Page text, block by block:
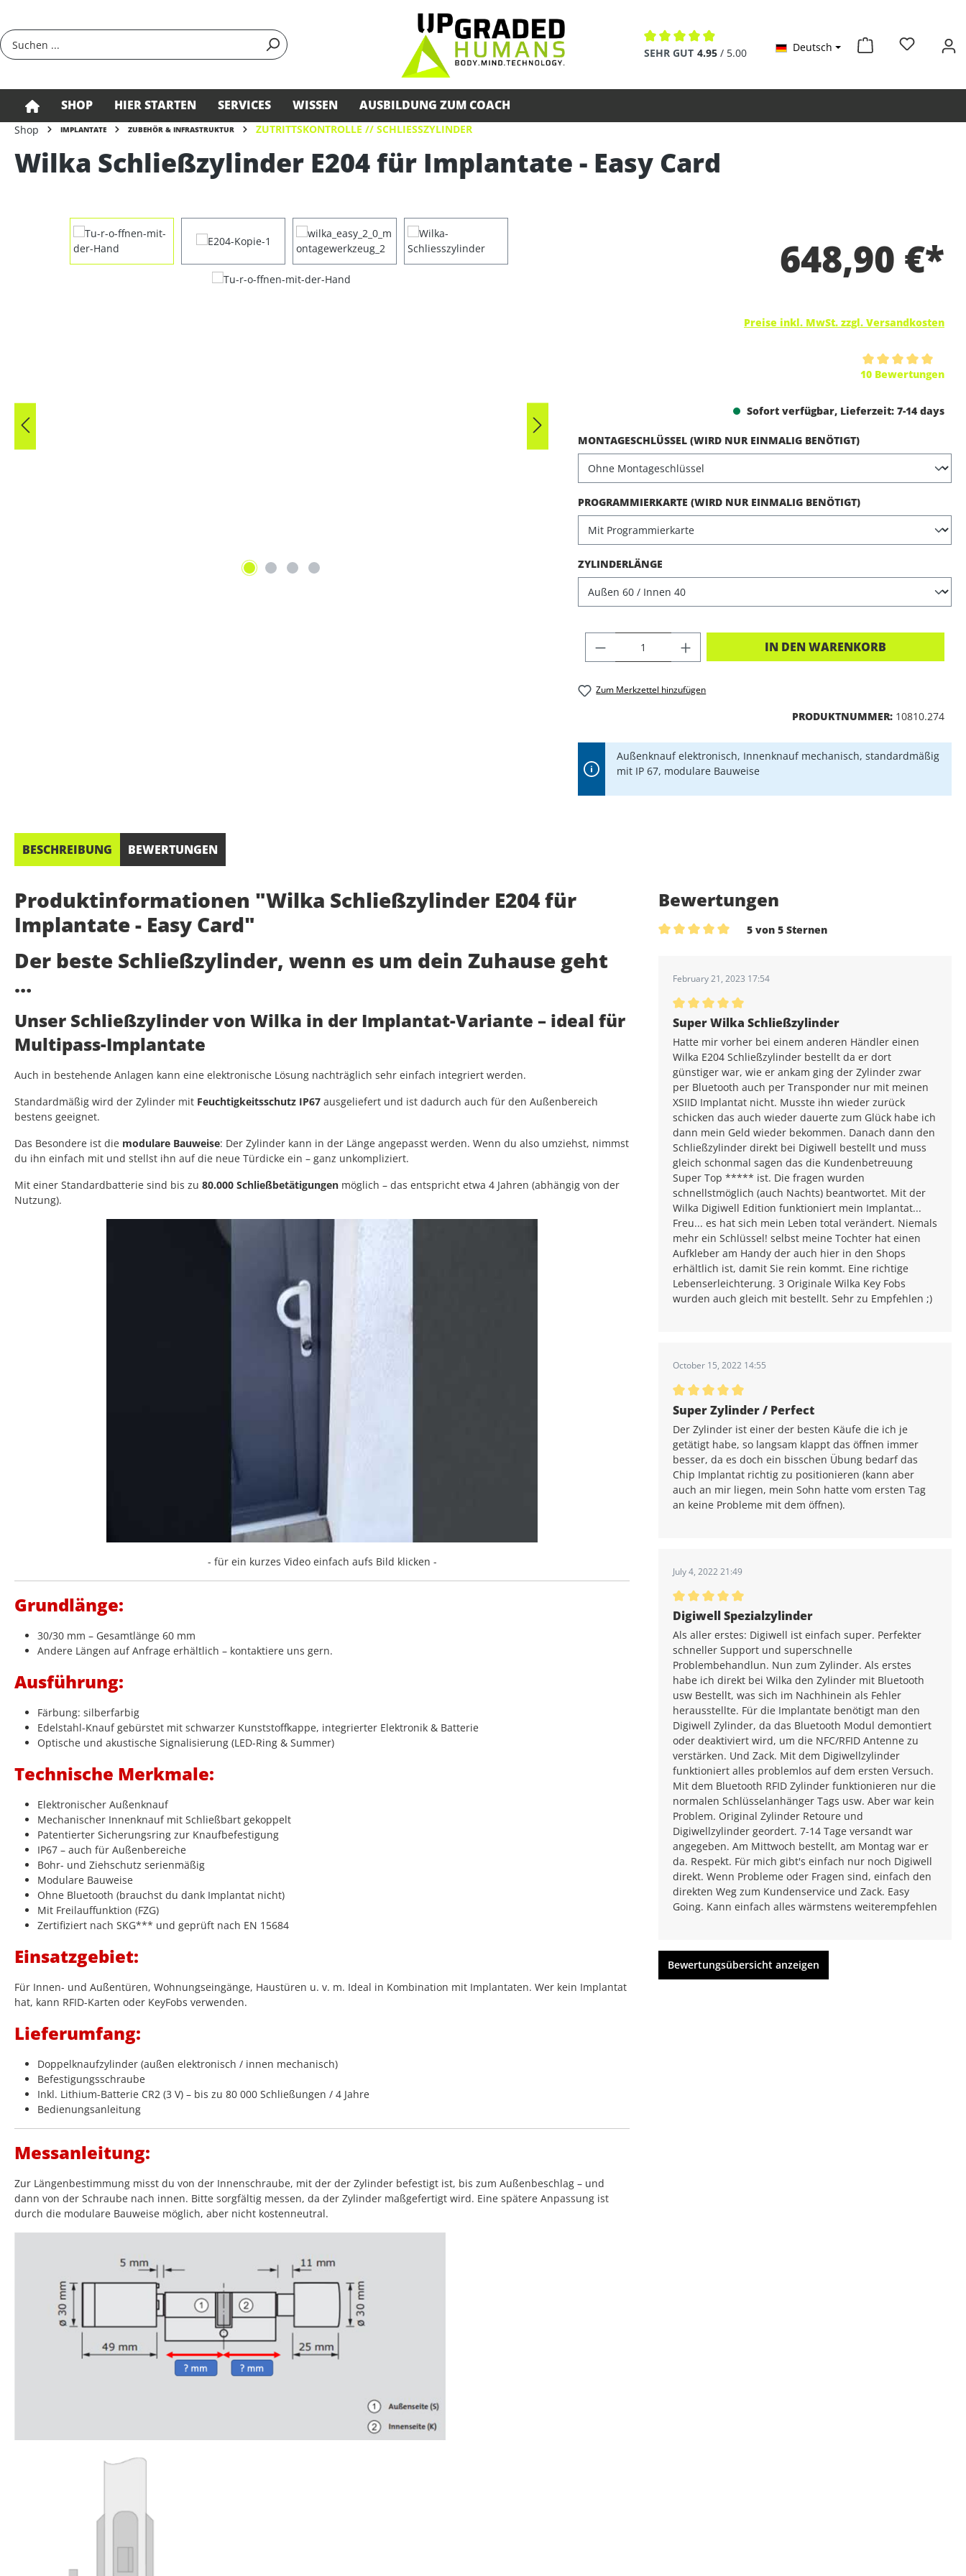
Durchschnittliche Bewertung von 4.9 von 5 Sternen
SEHR GUT 4.95 / 5.00 Deutsch
SHOP HIER STARTEN SERVICES WISSEN AUSBILDUNG ZUM COACH
Shop IMPLANTATE ZUBEHÖR & INFRASTRUKTUR ZUTRITTSKONTROLLE // SCHLIESSZYLINDER
Wilka Schließzylinder E204 für Implantate - Easy Card
Bildergalerie überspringen
648,90 €*
Preise inkl. MwSt. zzgl. Versandkosten
10 Bewertungen
Sofort verfügbar, Lieferzeit: 7-14 days
MONTAGESCHLÜSSEL (WIRD NUR EINMALIG BENÖTIGT)AUSWÄHLEN
PROGRAMMIERKARTE (WIRD NUR EINMALIG BENÖTIGT)AUSWÄHLEN
ZYLINDERLÄNGE
PRODUKT ANZAHL: GIB DEN
IN DEN WARENKORB
Zum Merkzettel hinzufügen
PRODUKTNUMMER: 10810.274
Außenknauf elektronisch, Innenknauf mechanisch, standardmäßig
mit IP 67, modulare Bauweise
BESCHREIBUNG BEWERTUNGEN
Produktinformationen "Wilka Schließzylinder E204 für
Implantate - Easy Card"
Der beste Schließzylinder, wenn es um dein Zuhause geht
…
Unser Schließzylinder von Wilka in der Implantat-Variante – ideal für
Multipass-Implantate
Auch in bestehende Anlagen kann eine elektronische Lösung nachträglich sehr einfach integriert werden.
Standardmäßig wird der Zylinder mit Feuchtigkeitsschutz IP67 ausgeliefert und ist dadurch auch für den Außenbereich
bestens geeignet.
Das Besondere ist die modulare Bauweise: Der Zylinder kann in der Länge angepasst werden. Wenn du also umziehst, nimmst
du ihn einfach mit und stellst ihn auf die neue Türdicke ein – ganz unkompliziert.
Mit einer Standardbatterie sind bis zu 80.000 Schließbetätigungen möglich – das entspricht etwa 4 Jahren (abhängig von der
Nutzung).
- für ein kurzes Video einfach aufs Bild klicken -
Grundlänge:
30/30 mm – Gesamtlänge 60 mm
Andere Längen auf Anfrage erhältlich – kontaktiere uns gern.
Ausführung:
Färbung: silberfarbig
Edelstahl-Knauf gebürstet mit schwarzer Kunststoffkappe, integrierter Elektronik & Batterie
Optische und akustische Signalisierung (LED-Ring & Summer)
Technische Merkmale:
Elektronischer Außenknauf
Mechanischer Innenknauf mit Schließbart gekoppelt
Patentierter Sicherungsring zur Knaufbefestigung
IP67 – auch für Außenbereiche
Bohr- und Ziehschutz serienmäßig
Modulare Bauweise
Ohne Bluetooth (brauchst du dank Implantat nicht)
Mit Freilauffunktion (FZG)
Zertifiziert nach SKG*** und geprüft nach EN 15684
Einsatzgebiet:
Für Innen- und Außentüren, Wohnungseingänge, Haustüren u. v. m. Ideal in Kombination mit Implantaten. Wer kein Implantat
hat, kann RFID-Karten oder KeyFobs verwenden.
Lieferumfang:
Doppelknaufzylinder (außen elektronisch / innen mechanisch)
Befestigungsschraube
Inkl. Lithium-Batterie CR2 (3 V) – bis zu 80 000 Schließungen / 4 Jahre
Bedienungsanleitung
Messanleitung:
Zur Längenbestimmung misst du von der Innenschraube, mit der der Zylinder befestigt ist, bis zum Außenbeschlag – und
dann von der Schraube nach innen. Bitte sorgfältig messen, da der Zylinder maßgefertigt wird. Eine spätere Anpassung ist
durch die modulare Bauweise möglich, aber nicht kostenneutral.
Bewertungen
5 von 5 Sternen
February 21, 2023 17:54
Durchschnittliche Bewertung von 5 von 5 Sternen
Super Wilka Schließzylinder
Hatte mir vorher bei einem anderen Händler einen
Wilka E204 Schließzylinder bestellt da er dort
günstiger war, wie er ankam ging der Zylinder zwar
per Bluetooth auch per Transponder nur mit meinen
XSIID Implantat nicht. Musste ihn wieder zurück
schicken das auch wieder dauerte zum Glück habe ich
dann mein Geld wieder bekommen. Danach dann den
Schließzylinder direkt bei Digiwell bestellt und muss
gleich schonmal sagen das die Kundenbetreuung
Super Top ***** ist. Die fragen wurden
schnellstmöglich (auch Nachts) beantwortet. Mit der
Wilka Digiwell Edition funktioniert mein Implantat...
Freu... es hat sich mein Leben total verändert. Niemals
mehr ein Schlüssel! selbst meine Tochter hat einen
Aufkleber am Handy der auch hier in den Shops
erhältlich ist, damit Sie rein kommt. Eine richtige
Lebenserleichterung. 3 Originale Wilka Key Fobs
wurden auch gleich mit bestellt. Sehr zu Empfehlen ;)
October 15, 2022 14:55
Durchschnittliche Bewertung von 5 von 5 Sternen
Super Zylinder / Perfect
Der Zylinder ist einer der besten Käufe die ich je
getätigt habe, so langsam klappt das öffnen immer
besser, da es doch ein bisschen Übung bedarf das
Chip Implantat richtig zu positionieren (kann aber
auch an mir liegen, mein Sohn hatte vom ersten Tag
an keine Probleme mit dem öffnen).
July 4, 2022 21:49
Durchschnittliche Bewertung von 5 von 5 Sternen
Digiwell Spezialzylinder
Als aller erstes: Digiwell ist einfach super. Perfekter
schneller Support und superschnelle
Problembehandlun. Nun zum Zylinder. Als erstes
habe ich direkt bei Wilka den Zylinder mit Bluetooth
usw Bestellt, was sich im Nachhinein als Fehler
herausstellte. Für die Implantate benötigt man den
Digiwell Zylinder, da das Bluetooth Modul demontiert
oder deaktiviert wird, um die NFC/RFID Antenne zu
verstärken. Und Zack. Mit dem Digiwellzylinder
funktioniert alles problemlos auf dem ersten Versuch.
Mit dem Bluetooth RFID Zylinder funktionieren nur die
normalen Schlüsselanhänger Tags usw. Aber war kein
Problem. Original Zylinder Retoure und
Digiwellzylinder geordert. 7-14 Tage versandt war
angegeben. Am Mittwoch bestellt, am Montag war er
da. Respekt. Für mich gibt's einfach nur noch Digiwell
direkt. Wenn Probleme oder Fragen sind, einfach den
direkten Weg zum Kundenservice und Zack. Easy
Going. Kann einfach alles wärmstens weiterempfehlen
Bewertungsübersicht anzeigen